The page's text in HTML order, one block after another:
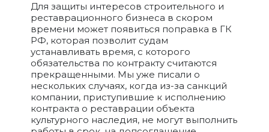
Для защиты интересов строительного и
реставрационного бизнеса в скором
времени может появиться поправка в ГК
РФ, которая позволит судам
устанавливать время, с которого
обязательства по контракту считаются
прекращенными. Мы уже писали о
нескольких случаях, когда из-за санкций
компании, приступившие к исполнению
контракта о реставрации объекта
культурного наследия, не могут выполнить